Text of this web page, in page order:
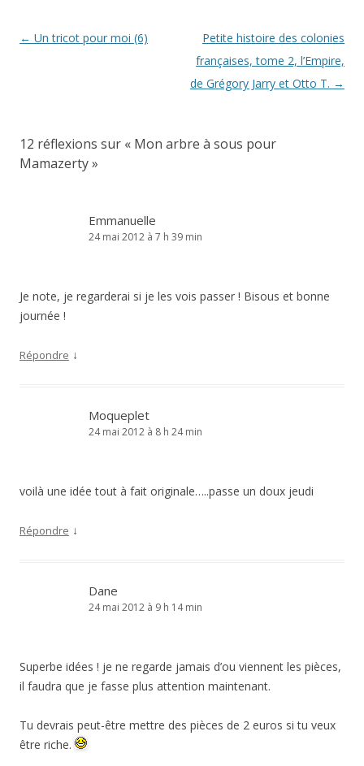
Navigation
← Un tricot pour moi (6)
Petite histoire des colonies
françaises, tome 2, l’Empire,
de Grégory Jarry et Otto T. →
12 réflexions sur « Mon arbre à sous pour
Mamazerty»
Emmanuelle
24 mai 2012 à 7 h 39 min
Je note, je regarderai si je les vois passer ! Bisous et bonne
journée !
Répondre ↓
Moqueplet
24 mai 2012 à 8 h 24 min
voilà une idée tout à fait originale…..passe un doux jeudi
Répondre ↓
Dane
24 mai 2012 à 9 h 14 min
Superbe idées ! je ne regarde jamais d’ou viennent les pièces,
il faudra que je fasse plus attention maintenant.
Tu devrais peut-être mettre des pièces de 2 euros si tu veux
être riche.